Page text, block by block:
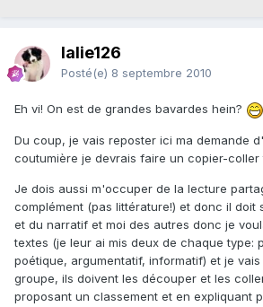
lalie126
Posté(e) 8 septembre 2010
Eh vi! On est de grandes bavardes hein?
Du coup, je vais reposter ici ma demande
coutumière je devrais faire un copier-coller
Je dois aussi m'occuper de la lecture
complément (pas littérature!) et donc il doit
et du narratif et moi des autres donc je
textes (je leur ai mis deux de chaque type:
poétique, argumentatif, informatif) et je
groupe, ils doivent les découper et les
proposant un classement et en expliquant